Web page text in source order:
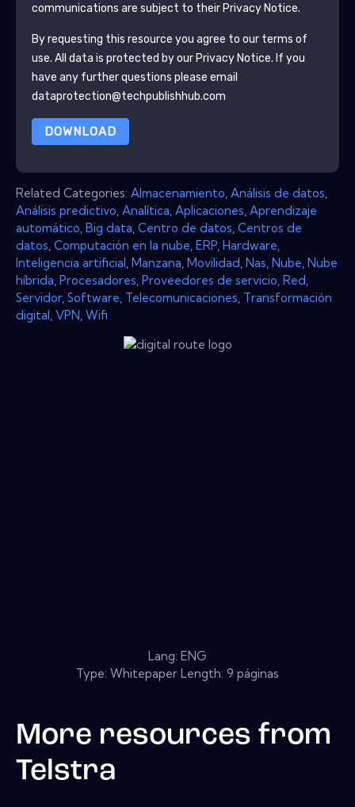
communications are subject to their Privacy Notice.
By requesting this resource you agree to our terms of
use. All data is protected by our Privacy Notice. If you
have any further questions please email
dataprotection@techpublishhub.com
DOWNLOAD
Related Categories: Almacenamiento Análisis de datos
Análisis predictivo Analítica Aplicaciones Aprendizaje
automático Big data Centro de datos Centros de
datos Computación en la nube ERP Hardware
Inteligencia artificial Manzana Movilidad Nas Nube Nube
híbrida Procesadores Proveedores de servicio Red
Servidor, Software Telecomunicaciones Transformación
digital VPN Wifi
Lang: ENG
Type: Whitepaper Length: 9 páginas
More resources from
Telstra